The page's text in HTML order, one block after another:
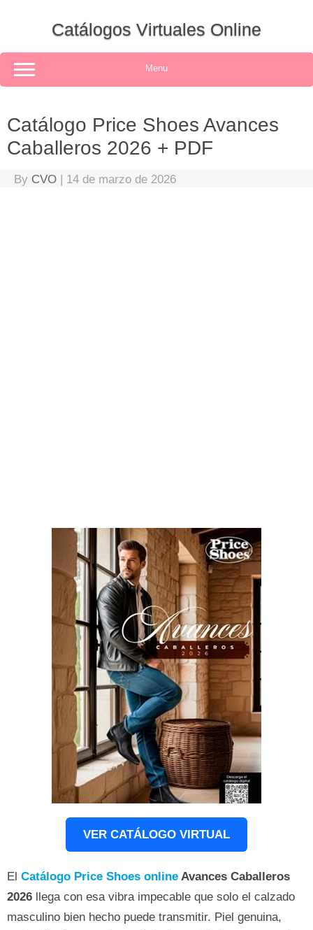
Catálogos Virtuales Online
Menu
Catálogo Price Shoes Avances
Caballeros 2026 + PDF
By CVO | 14 de marzo de 2026
VER CATÁLOGO VIRTUAL
El Catálogo Price Shoes online Avances Caballeros
2026 llega con esa vibra impecable que solo el calzado
masculino bien hecho puede transmitir. Piel genuina,